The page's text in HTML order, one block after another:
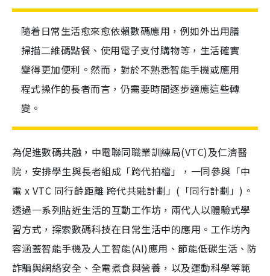
隨着日常生活愈來愈依賴數碼應用，例如外出用膳
掃描二維碼點餐、使用電子支付購物等，生活確實
變得更加便利。然而，對於不熟悉智能手機或應用
程式操作的長者而言，仍需要時間逐步適應這些轉
變。
為促進數碼共融，中電聯同職業訓練局(VTC)及仁濟醫
院，安排學生與長者組成「跨代拍檔」，一同參與「中
電 x VTC 同行齡距離 跨代共融計劃」(「同行計劃」)。
透過一系列貼近生活的互動工作坊，兩代人以體驗式學
習方式，探索數碼科技在日常生活中的應用。工作坊內
容涵蓋智能手機及人工智能(AI)應用、節能低碳生活、防
詐騙與網絡安全、全電煮食與營養，以及運動科學等範